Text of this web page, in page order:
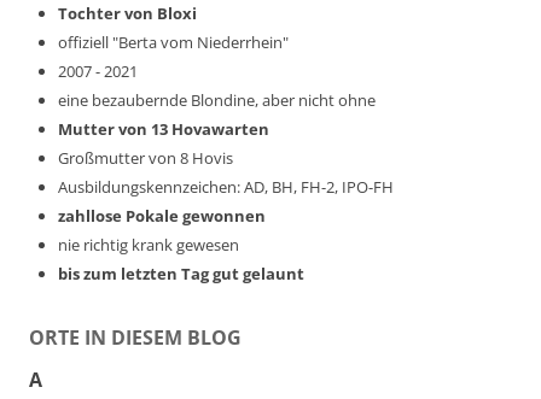
Tochter von Bloxi
offiziell "Berta vom Niederrhein"
2007 - 2021
eine bezaubernde Blondine, aber nicht ohne
Mutter von 13 Hovawarten
Großmutter von 8 Hovis
Ausbildungskennzeichen: AD, BH, FH-2, IPO-FH
zahllose Pokale gewonnen
nie richtig krank gewesen
bis zum letzten Tag gut gelaunt
ORTE IN DIESEM BLOG
A